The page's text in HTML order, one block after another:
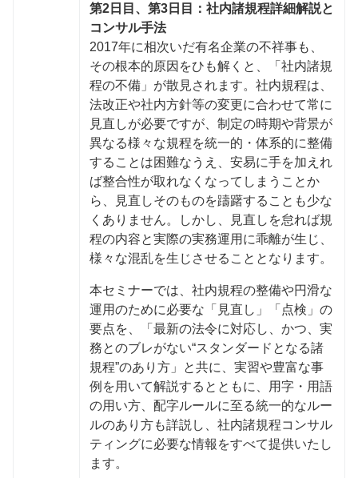
第2日目、第3日目：社内諸規程詳細解説と
コンサル手法
2017年に相次いだ有名企業の不祥事も、
その根本的原因をひも解くと、「社内諸規
程の不備」が散見されます。社内規程は、
法改正や社内方針等の変更に合わせて常に
見直しが必要ですが、制定の時期や背景が
異なる様々な規程を統一的・体系的に整備
することは困難なうえ、安易に手を加えれ
ば整合性が取れなくなってしまうことか
ら、見直しそのものを躊躇することも少な
くありません。しかし、見直しを怠れば規
程の内容と実際の実務運用に乖離が生じ、
様々な混乱を生じさせることとなります。
本セミナーでは、社内規程の整備や円滑な
運用のために必要な「見直し」「点検」の
要点を、「最新の法令に対応し、かつ、実
務とのブレがない“スタンダードとなる諸
規程”のあり方」と共に、実習や豊富な事
例を用いて解説するとともに、用字・用語
の用い方、配字ルールに至る統一的なルー
ルのあり方も詳説し、社内諸規程コンサル
ティングに必要な情報をすべて提供いたし
ます。